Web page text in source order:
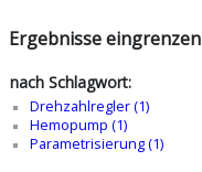
Ergebnisse eingrenzen
nach Schlagwort:
Drehzahlregler (1)
Hemopump (1)
Parametrisierung (1)